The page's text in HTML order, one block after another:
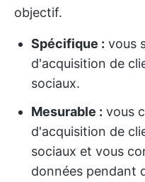
objectif.
Spécifique : vous
d'acquisition de
sociaux.
Mesurable : vous
d'acquisition de
sociaux et vous
données pendant